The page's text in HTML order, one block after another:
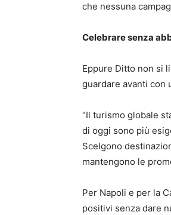
che nessuna
Celebrare senza
Eppure Ditto non si
guardare avanti con
“Il turismo globale
di oggi sono più
Scelgono
mantengono le
Per Napoli e per la
positivi senza dare